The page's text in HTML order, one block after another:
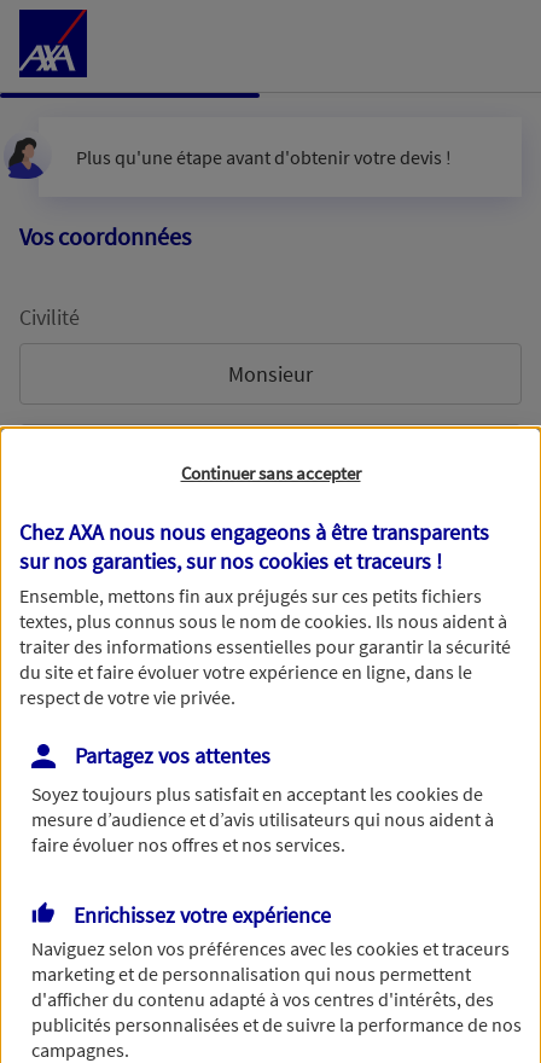
Accéder au Contenu
Plus qu'une étape avant d'obtenir votre devis !
Vos coordonnées
Civilité
Monsieur
Nom
Prénom
Date de Naissance
Numéro de téléphone
Continuer sans accepter
Chez AXA nous nous engageons à être transparents
sur nos garanties, sur noscookies et traceurs !
Ensemble, mettons fin aux préjugés sur ces petits fichiers
textes, plus connus sous le nom decookies. Ils nous aident à
traiter des informations essentielles pour garantir la sécurité
du site et faire évoluer votre expérience en ligne, dans le
respect de votre vie privée.
Partagez vos attentes
Soyez toujours plus satisfait en acceptant lescookiesde
mesure d’audience et d’avis utilisateurs qui nous aident à
faire évoluer nos offres et nos services.
Enrichissez votre expérience
Naviguez selon vos préférences avec lescookies et traceurs
marketing et de personnalisation qui nous permettent
d'afficher du contenu adapté à vos centres d'intérêts, des
publicités personnalisées et de suivre la performance de nos
campagnes.